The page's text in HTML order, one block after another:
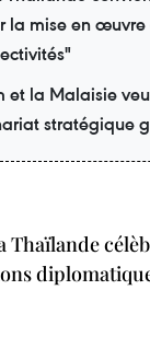
la mise en
et la Malaisie
stratégique
Thaïlande